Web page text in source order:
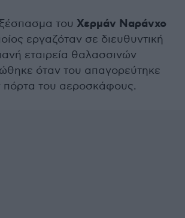
του Χερμάν Ναράνχο
εργαζόταν σε διευθυντική
εταιρεία θαλασσινών
όταν του απαγορεύτηκε
πόρτα του αεροσκάφους.